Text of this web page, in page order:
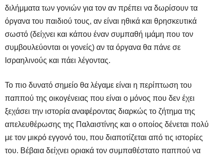
διλήμματα των γονιών για τον αν πρέπει να δωρίσουν τα
όργανα του παιδιού τους, αν είναι ηθικά και θρησκευτικά
σωστό (δείχνει και κάπου έναν συμπαθή ιμάμη που τον
συμβουλεύονται οι γονείς) αν τα όργανα θα πάνε σε
Ισραηλινούς και πάει λέγοντας.
Το πιο δυνατό σημείο θα λέγαμε είναι η περίπτωση του
παππού της οικογένειας που είναι ο μόνος που δεν έχει
ξεχάσει την ιστορία αναφέροντας διαρκώς το ζήτημα της
απελευθέρωσης της Παλαιστίνης και ο οποίος δένεται πολύ
με τον μικρό εγγονό του, που διαποτίζεται από τις ιστορίες
του. Βέβαια δείχνει οριακά τον συμπαθέστατο παππού να